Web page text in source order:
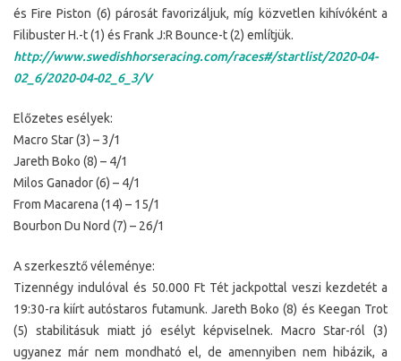
és Fire Piston (6) párosát favorizáljuk, míg közvetlen kihívóként a
Filibuster H.-t (1) és Frank J:R Bounce-t (2) említjük.
http://www.swedishhorseracing.com/races#/startlist/2020-04-
02_6/2020-04-02_6_3/V
Előzetes esélyek:
Macro Star (3) – 3/1
Jareth Boko (8) – 4/1
Milos Ganador (6) – 4/1
From Macarena (14) – 15/1
Bourbon Du Nord (7) – 26/1
A szerkesztő véleménye:
Tizennégy indulóval és 50.000 Ft Tét jackpottal veszi kezdetét a
19:30-ra kiírt autóstaros futamunk. Jareth Boko (8) és Keegan Trot
(5) stabilitásuk miatt jó esélyt képviselnek. Macro Star-ról (3)
ugyanez már nem mondható el, de amennyiben nem hibázik, a